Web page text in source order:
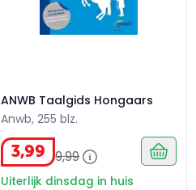
ANWB Taalgids Hongaars
Anwb, 255 blz.
3,99 9,99
Uiterlijk dinsdag in huis